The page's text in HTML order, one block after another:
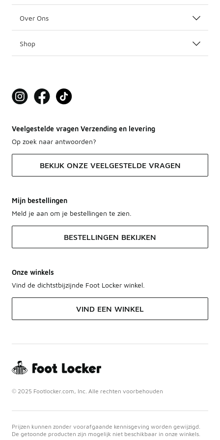
Over Ons
Shop
Veelgestelde vragen Verzending en levering
Op zoek naar antwoorden?
BEKIJK ONZE VEELGESTELDE VRAGEN
Mijn bestellingen
Meld je aan om je bestellingen te zien.
BESTELLINGEN BEKIJKEN
Onze winkels
Vind de dichtstbijzijnde Foot Locker winkel.
VIND EEN WINKEL
© 2025 Footlocker.com, Inc. Alle rechten voorbehouden
Prijzen kunnen zonder voorafgaande kennisgeving worden gewijzigd.
De getoonde producten zijn mogelijk niet beschikbaar in onze winkels.